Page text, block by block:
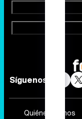
Síguenos
Quiénes somos